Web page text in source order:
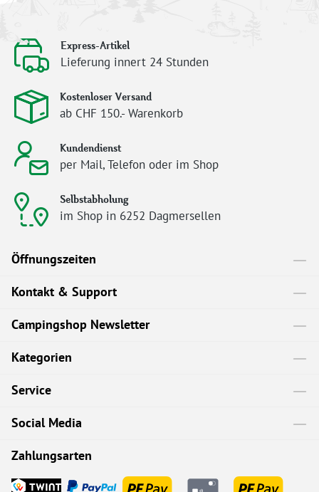
Express-Artikel
Lieferung innert 24 Stunden
Kostenloser Versand
ab CHF 150.- Warenkorb
Kundendienst
per Mail, Telefon oder im Shop
Selbstabholung
im Shop in 6252 Dagmersellen
Öffnungszeiten
Kontakt & Support
Campingshop Newsletter
Kategorien
Service
Social Media
Zahlungsarten